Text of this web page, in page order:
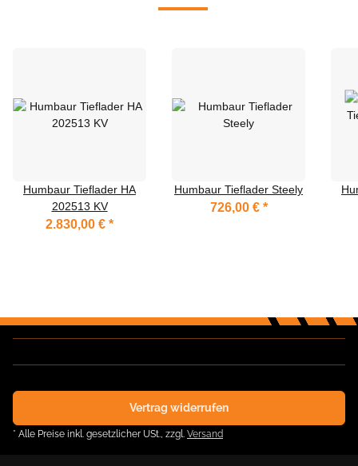
Humbaur Tieflader HA
202513 KV
2.830,00 € *
Humbaur Tieflader Steely
726,00 € *
Vertrag widerrufen
* Alle Preise inkl. gesetzlicher USt., zzgl. Versand